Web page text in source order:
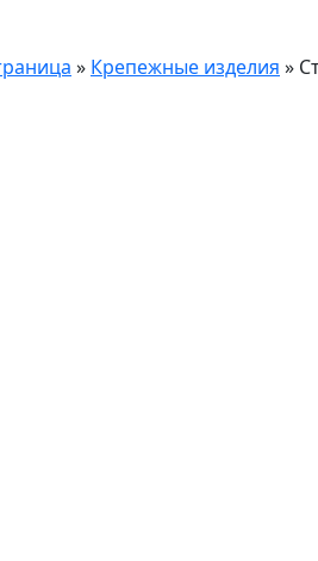
» Крепежные изделия »